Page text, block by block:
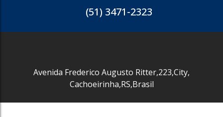
(51) 3471-2323
Avenida Frederico Augusto Ritter,223,City,
Cachoeirinha,RS,Brasil